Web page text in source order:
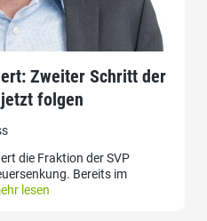
Zweiter Schritt der
folgen
die Fraktion der SVP
Bereits im
lesen